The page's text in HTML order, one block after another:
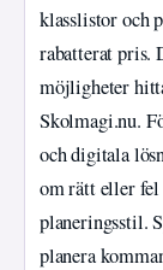
klasslistor och
rabatterat pris.
möjligheter
Skolmagi.nu.
och digitala
om rätt eller fel
planeringsstil.
planera